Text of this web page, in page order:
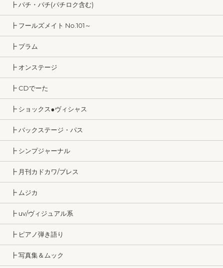
┣ パチ・パチ(パチロク含む)
┣ フールズメイト No.101～
┣ プラム
┣ オンステージ
┣ CDでーた
┣ ショックス●ヴィシャス
┣ バックステージ・パス
┣ シンプジャーナル
┣ 月刊カドカワ/ブレス
┣ ムジカ
┣ uv/ヴィジュアル系
┣ ピアノ弾き語り
┣ 写真集＆ムック